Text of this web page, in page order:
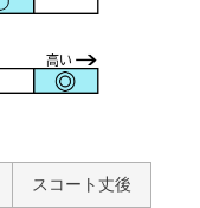
スコート丈後